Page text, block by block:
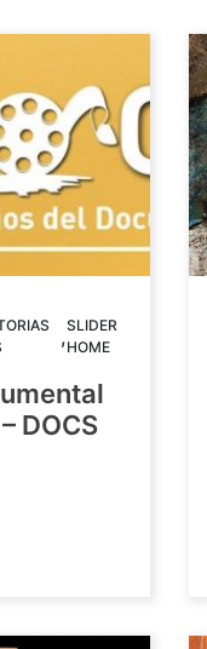
,SLIDER
HOME
DOCS